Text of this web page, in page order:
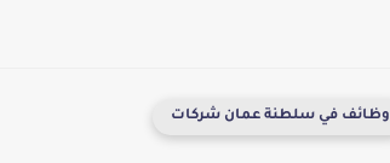
وظائف في سلطنة عمان شركات